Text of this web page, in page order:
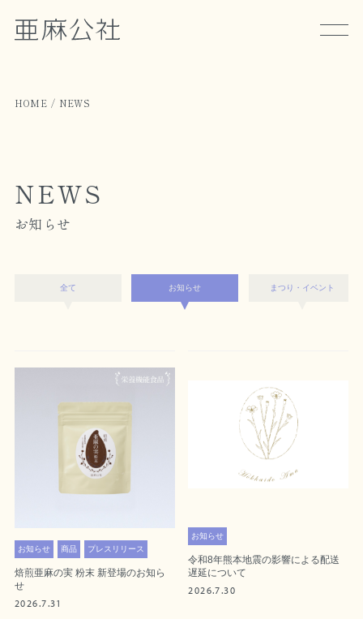
HOME NEWS
NEWS
お知らせ
全て お知らせ まつり・イベント
お知らせ 商品 プレスリリース
焙煎亜麻の実 粉末 新登場のお知ら
せ
2026.7.31
お知らせ
令和8年熊本地震の影響による配送
遅延について
2026.7.30